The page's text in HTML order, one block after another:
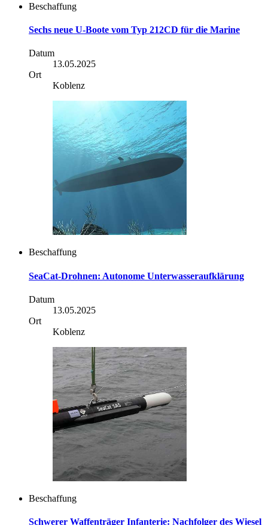
Beschaffung
Sechs neue U-Boote vom Typ 212CD für die Marine
Datum
13.05.2025
Ort
Koblenz
Beschaffung
SeaCat-Drohnen: Autonome Unterwasseraufklärung
Datum
13.05.2025
Ort
Koblenz
Beschaffung
Schwerer Waffenträger Infanterie: Nachfolger des Wiesel